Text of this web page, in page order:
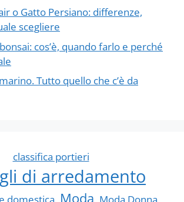
o Gatto Persiano: differenze,
scegliere
cos’è, quando farlo e perché
Tutto quello che c’è da
classifica portieri
di arredamento
Moda